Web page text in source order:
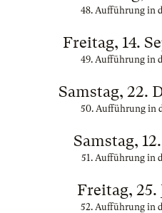
48. Aufführung in
Freitag, 14.
49. Aufführung in
Samstag, 22.
50. Aufführung in
Samstag,
51. Aufführung in
Freitag, 25.
52. Aufführung in